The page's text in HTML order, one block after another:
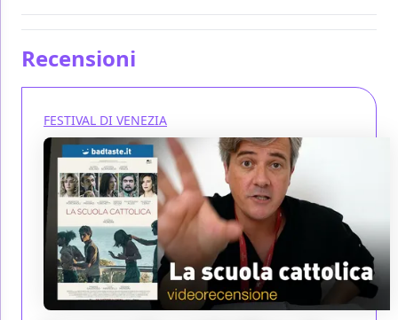
Recensioni
FESTIVAL DI VENEZIA